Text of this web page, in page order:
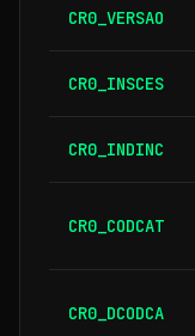
CR0_VERSAO
CR0_INSCES
CR0_INDINC
CR0_CODCAT
CR0_DCODCA